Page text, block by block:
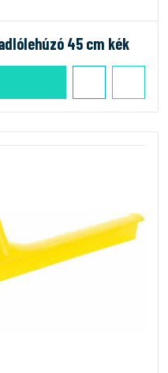
45 cm kék